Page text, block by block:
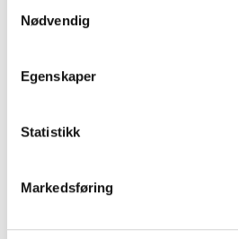
Nødvendig
Egenskaper
Statistikk
Markedsføring